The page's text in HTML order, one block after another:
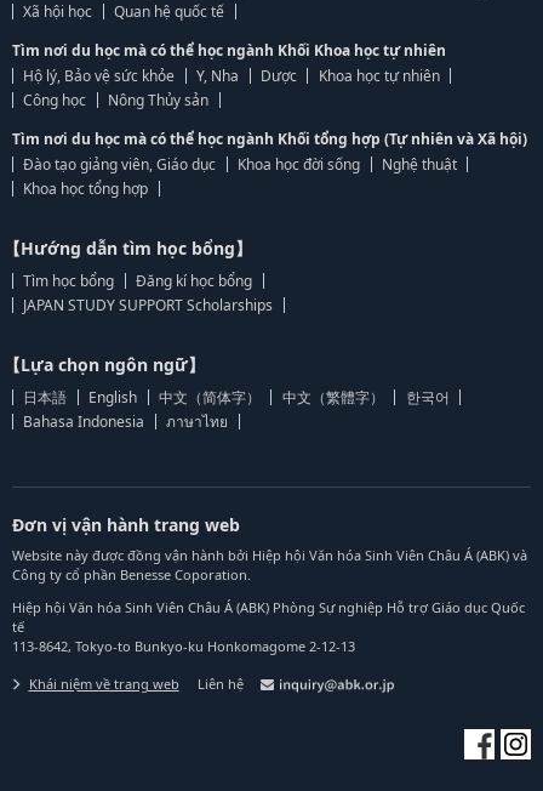
Xã hội học
Quan hệ quốc tế
Tìm nơi du học mà có thể học ngành Khối Khoa học tự nhiên
Hộ lý, Bảo vệ sức khỏe
Y, Nha Dược
Khoa học tự nhiên
Công học
Nông Thủy sản
Tìm nơi du học mà có thể học ngành Khối tổng hợp (Tự nhiên và Xã hội)
Đào tạo giảng viên, Giáo dục
Khoa học đời sống
Nghệ thuật
Khoa học tổng hợp
【Hướng dẫn tìm học bổng】
Tìm học bổng
Đăng kí học bổng
JAPAN STUDY SUPPORT Scholarships
【Lựa chọn ngôn ngữ】
日本語 English 中文（简体字） 中文（繁體字）
한국어
Bahasa Indonesia
ภาษาไทย
Đơn vị vận hành trang web
Website này được đồng vận hành bởi Hiệp hội Văn hóa Sinh Viên Châu Á (ABK) và
Công ty cổ phần Benesse Coporation.
Hiệp hội Văn hóa Sinh Viên Châu Á (ABK) Phòng Sự nghiệp Hỗ trợ Giáo dục Quốc
tế
113-8642, Tokyo-to Bunkyo-ku Honkomagome 2-12-13
Khái niệm về trang web Liên hệ